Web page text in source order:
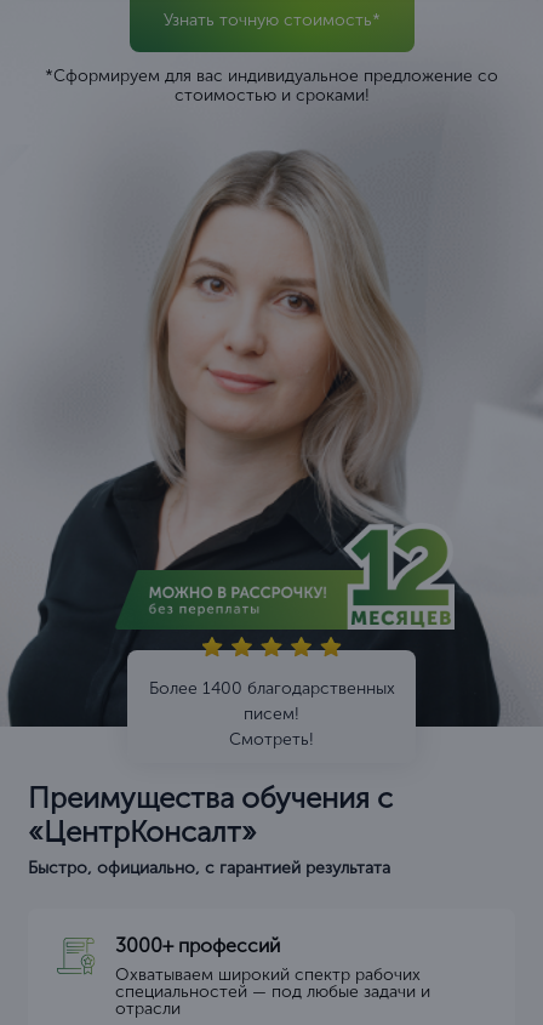
Узнать точную стоимость*
*Сформируем для вас индивидуальное предложение со
стоимостью и сроками!
Более 1400 благодарственных
писем!
Смотреть!
Преимущества обучения с
«ЦентрКонсалт»
Быстро, официально, с гарантией результата
3000+ профессий
Охватываем широкий спектр рабочих
специальностей — под любые задачи и
отрасли